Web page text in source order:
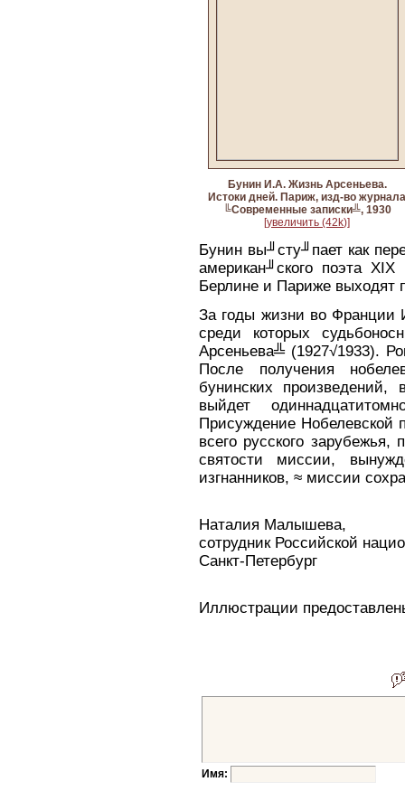
Бунин И.А. Жизнь Арсеньева.
Истоки дней. Париж, изд-во
╚Современные записки╩, 1930
[увеличить (42k)]
Бунин вы╜сту╜пает как
американ╜ского поэта
Берлине и Париже выходят
За годы жизни во Франции
среди которых
Арсеньева╩ (1927√1933).
После получения
бунинских
выйдет
Присуждение Нобелевской
всего русского
святости миссии,
изгнанников, ≈ миссии
Наталия Малышева,
сотрудник Российской
Санкт-Петербург
Иллюстрации
Имя: